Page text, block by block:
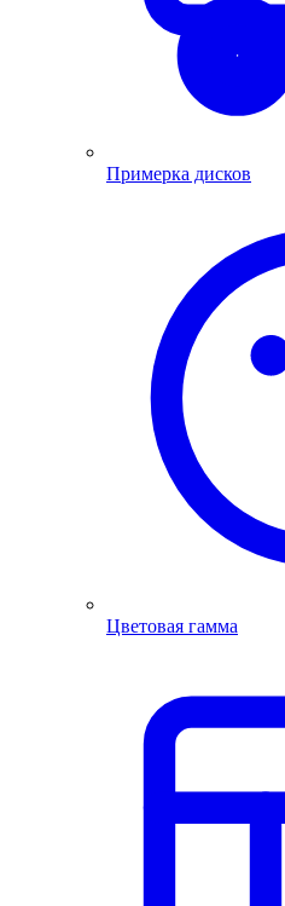
Примерка дисков
Цветовая гамма